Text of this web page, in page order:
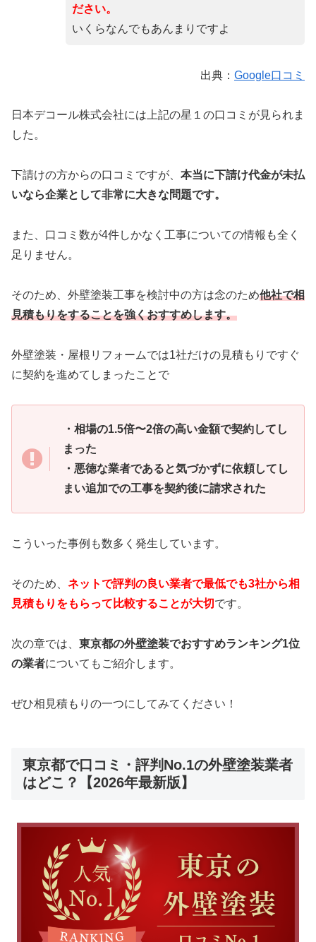
ださい。
いくらなんでもあんまりですよ
出典： Google口コミ
日本デコール株式会社には上記の星１の口コミが見られま
した。
下請けの方からの口コミですが、 本当に下請け代金が未払
いなら企業として非常に大きな問題です。
また、口コミ数が4件しかなく工事についての情報も全く
足りません。
そのため、外壁塗装工事を検討中の方は念のため他社で相
見積もりをすることを強くおすすめします。
外壁塗装・屋根リフォームでは1社だけの見積もりですぐ
に契約を進めてしまったことで
・相場の1.5倍〜2倍の高い金額で契約してし
まった
・悪徳な業者であると気づかずに依頼してし
まい追加での工事を契約後に請求された
こういった事例も数多く発生しています。
そのため、 ネットで評判の良い業者で最低でも3社から相
見積もりをもらって比較することが大切です。
次の章では、 東京都の外壁塗装でおすすめランキング1位
の業者についてもご紹介します。
ぜひ相見積もりの一つにしてみてください！
東京都で口コミ・評判No.1の外壁塗装業者
はどこ？【2026年最新版】